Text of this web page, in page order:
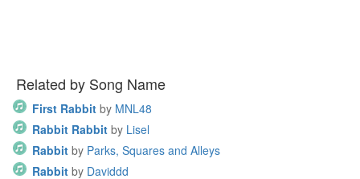
Related by Song Name
First Rabbit by MNL48
Rabbit Rabbit by Lisel
Rabbit by Parks, Squares and Alleys
Rabbit by Daviddd